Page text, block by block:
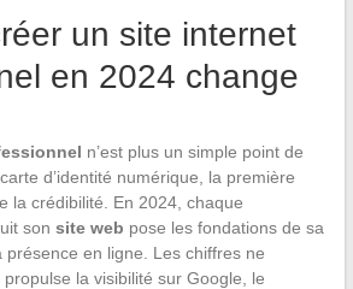
un site internet
en 2024 change
n’est plus un simple point de
d’identité numérique, la première
la crédibilité. En 2024, chaque
son site web pose les fondations de sa
présence en ligne. Les chiffres ne
propulse la visibilité sur Google, le